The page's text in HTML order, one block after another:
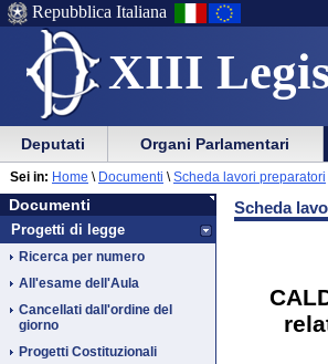
XIII
Menu
di
ausilio
alla
navigazione
Vai
Menu
di
navigazione
principale
Repubblica Italiana
Menu
di
navigazione
principale
Vai
menu
di
sezione
Deputati Organi Parlamentari
Documenti
Vai
al
contenuto
Documenti
Progetti di legge
Ricerca per numero
All'esame dell'Aula
Cancellati dall'ordine del
giorno
Progetti Costituzionali
Sei in: Home \ Documenti \ Scheda lavori preparatori
Scheda